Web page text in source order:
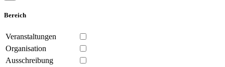
Bereich
Veranstaltungen
Organisation
Ausschreibung